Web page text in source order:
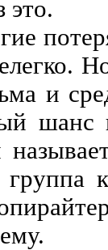
это.
и
шанс